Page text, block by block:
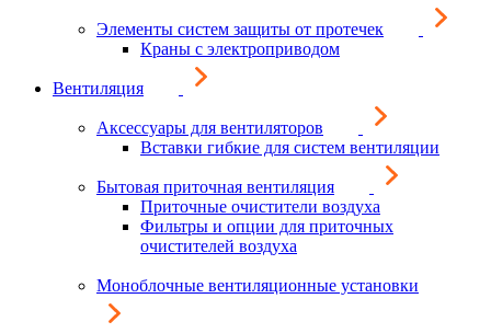
Элементы систем защиты от протечек
Краны с электроприводом
Вентиляция
Аксессуары для вентиляторов
Вставки гибкие для систем вентиляции
Бытовая приточная вентиляция
Приточные очистители воздуха
Фильтры и опции для приточных
очистителей воздуха
Моноблочные вентиляционные установки